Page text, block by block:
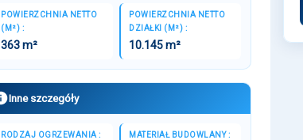
POWIERZCHNIA NETTO
(M²) :
363 m²
POWIERZCHNIA NETTO
DZIAŁKI (M²) :
10.145 m²
Inne szczegóły
RODZAJ OGRZEWANIA : MATERIAŁ BUDOWLANY :